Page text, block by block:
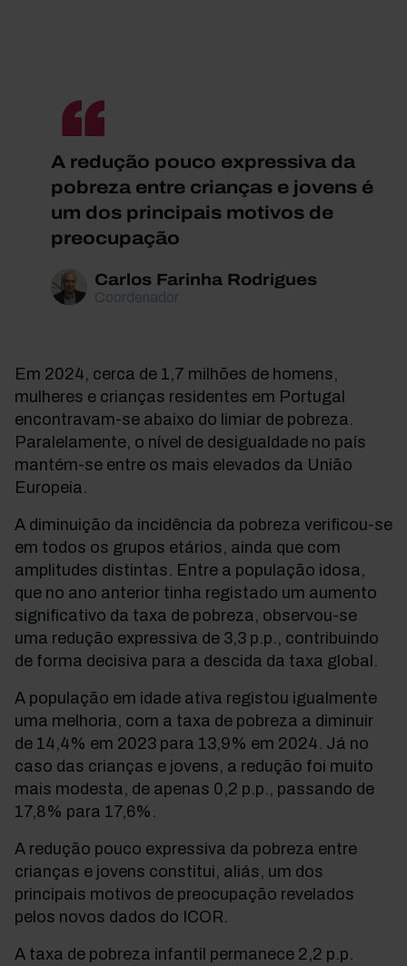
A redução pouco expressiva da
pobreza entre crianças e jovens é
um dos principais motivos de
preocupação
Carlos Farinha Rodrigues
Coordenador
Em 2024, cerca de 1,7 milhões de homens,
mulheres e crianças residentes em Portugal
encontravam-se abaixo do limiar de pobreza.
Paralelamente, o nível de desigualdade no país
mantém-se entre os mais elevados da União
Europeia.
A diminuição da incidência da pobreza verificou-se
em todos os grupos etários, ainda que com
amplitudes distintas. Entre a população idosa,
que no ano anterior tinha registado um aumento
significativo da taxa de pobreza, observou-se
uma redução expressiva de 3,3 p.p., contribuindo
de forma decisiva para a descida da taxa global.
A população em idade ativa registou igualmente
uma melhoria, com a taxa de pobreza a diminuir
de 14,4% em 2023 para 13,9% em 2024. Já no
caso das crianças e jovens, a redução foi muito
mais modesta, de apenas 0,2 p.p., passando de
17,8% para 17,6%.
A redução pouco expressiva da pobreza entre
crianças e jovens constitui, aliás, um dos
principais motivos de preocupação revelados
pelos novos dados do ICOR.
A taxa de pobreza infantil permanece 2,2 p.p.